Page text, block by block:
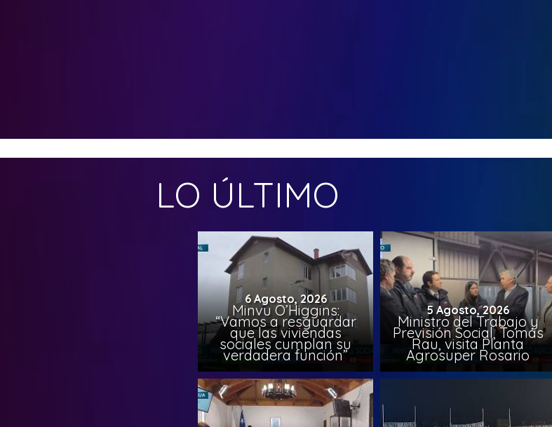
LO ÚLTIMO
6 Agosto, 2026
Minvu O’Higgins:
“Vamos a resguardar
que las viviendas
sociales cumplan su
verdadera función”
5 Agosto, 2026
Ministro del Trabajo y
Previsión Social, Tomás
Rau, visita Planta
Agrosuper Rosario